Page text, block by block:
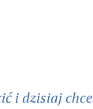
i dzisiaj chce